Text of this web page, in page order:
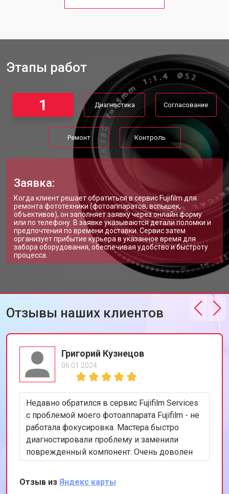
Этапы работ
1 Диагностика Согласование
Ремонт Контроль
Заявка:
Когда клиент решает обратиться в сервис Fujifilm для
ремонта фототехники (фотоаппаратов, вспышек,
объективов), он заполняет заявку через онлайн форму
или по телефону. В заявке указываются детали поломки и
предпочтения по времени доставки. Сервис затем
организует прибытие курьера в указанное время для
забора оборудования, обеспечивая удобство и быстроту
процесса.
Отзывы наших клиентов
Григорий Кузнецов
06.01.2024
Недавно обратился в сервис Fujifilm Services
с проблемой моего фотоаппарата Fujifilm - не
работала фокусировка. Мастера быстро
диагностировали проблему и заменили
поврежденный компонент. Очень доволен
скоростью и качеством работы. Рекомендую
этот сервис всем, кто ценит
профессионализм и качество.
Отзыв из Яндекс карты